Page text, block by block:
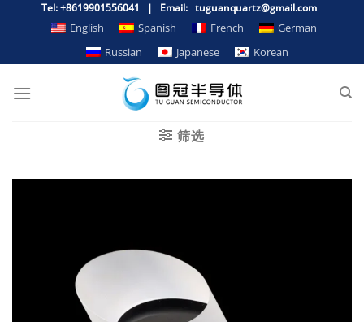
Tel: +8619901556041 | Email: tuguanquartz@gmail.com
English Spanish French
German
Russian
Japanese Korean
筛选